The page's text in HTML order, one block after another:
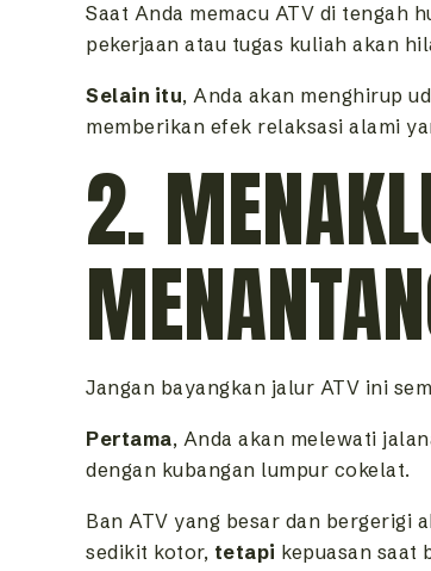
Saat Anda memacu ATV di tengah
pekerjaan atau tugas kuliah akan
Selain itu, Anda akan menghirup
memberikan efek relaksasi alami
2.
Jangan bayangkan jalur ATV ini
Pertama, Anda akan melewati
dengan kubangan lumpur cokelat.
Ban ATV yang besar dan bergerigi
sedikit kotor, tetapi kepuasan saat